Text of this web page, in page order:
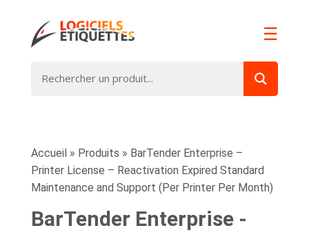
☰
Accueil » Produits » BarTender Enterprise –
Printer License – Reactivation Expired Standard
Maintenance and Support (Per Printer Per Month)
BarTender Enterprise -